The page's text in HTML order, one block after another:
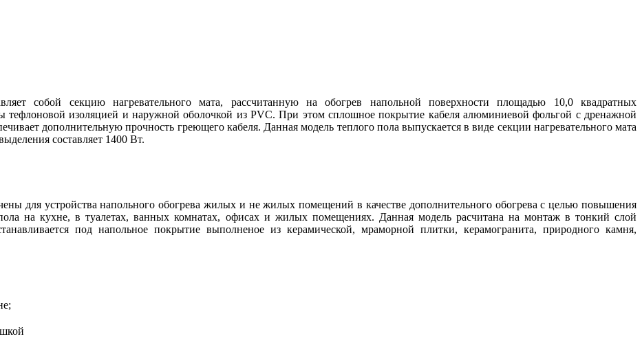
собой секцию нагревательного мата, рассчитанную на обогрев напольной поверхности площадью 10,0 квадратных
изоляцией и наружной оболочкой из PVC. При этом сплошное покрытие кабеля алюминиевой фольгой с дренажной
дополнительную прочность греющего кабеля. Данная модель теплого пола выпускается в виде секции нагревательного мата
составляет 1400 Вт.
для устройства напольного обогрева жилых и не жилых помещений в качестве дополнительного обогрева с целью повышения
на кухне, в туалетах, ванных комнатах, офисах и жилых помещениях. Данная модель расчитана на монтаж в тонкий слой
под напольное покрытие выполненое из керамической, мраморной плитки, керамогранита, природного камня,